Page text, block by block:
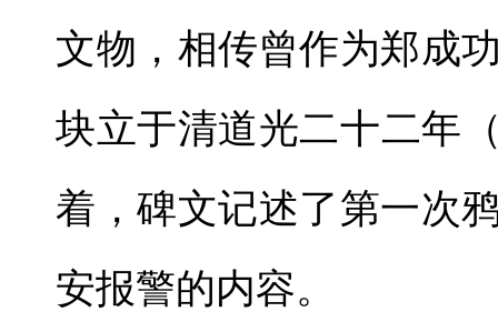
文物，相传曾作为郑成
块立于清道光二十二年
着，碑文记述了第一次
安报警的内容。